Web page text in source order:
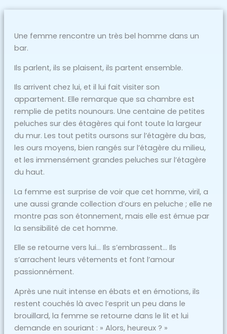
Une femme rencontre un très bel homme dans un
bar.
Ils parlent, ils se plaisent, ils partent ensemble.
Ils arrivent chez lui, et il lui fait visiter son
appartement. Elle remarque que sa chambre est
remplie de petits nounours. Une centaine de petites
peluches sur des étagères qui font toute la largeur
du mur. Les tout petits oursons sur l’étagère du bas,
les ours moyens, bien rangés sur l’étagère du milieu,
et les immensément grandes peluches sur l’étagère
du haut.
La femme est surprise de voir que cet homme, viril, a
une aussi grande collection d’ours en peluche ; elle ne
montre pas son étonnement, mais elle est émue par
la sensibilité de cet homme.
Elle se retourne vers lui… Ils s’embrassent… Ils
s’arrachent leurs vêtements et font l’amour
passionnément.
Après une nuit intense en ébats et en émotions, ils
restent couchés là avec l’esprit un peu dans le
brouillard, la femme se retourne dans le lit et lui
demande en souriant : » Alors, heureux ? »